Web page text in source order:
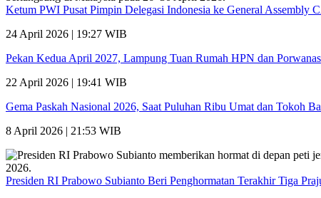
Ketum PWI Pusat Pimpin Delegasi Indonesia ke General Assembly
24 April 2026 | 19:27 WIB
Pekan Kedua April 2027, Lampung Tuan Rumah HPN dan Porwanas
22 April 2026 | 19:41 WIB
Gema Paskah Nasional 2026, Saat Puluhan Ribu Umat dan Tokoh
8 April 2026 | 21:53 WIB
Presiden RI Prabowo Subianto Beri Penghormatan Terakhir Tiga